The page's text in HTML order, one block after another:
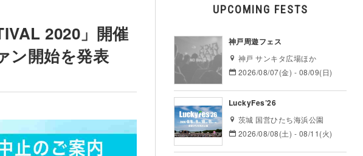
2020」開催
ン開始を発表
UPCOMING FESTS
神戸周遊フェス
神戸 サンキタ広場ほか
2026/08/07(金) - 08/09(日)
LuckyFes’26
茨城 国営ひたち海浜公園
2026/08/08(土) - 08/11(火)